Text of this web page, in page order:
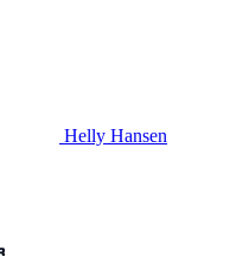
Helly Hansen